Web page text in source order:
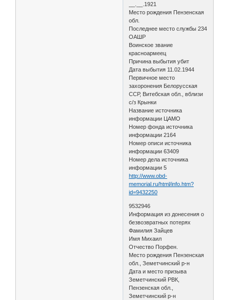
__.__.1921
Место рождения Пензенская
обл.
Последнее место службы 234
ОАШР
Воинское звание
красноармеец
Причина выбытия убит
Дата выбытия 11.02.1944
Первичное место
захоронения Белорусская
ССР, Витебская обл., вблизи
с/з Крынки
Название источника
информации ЦАМО
Номер фонда источника
информации 2164
Номер описи источника
информации 63409
Номер дела источника
информации 5
http://www.obd-
memorial.ru/html/info.htm?
id=9432250
9532946
Информация из донесения о
безвозвратных потерях
Фамилия Зайцев
Имя Михаил
Отчество Порфен.
Место рождения Пензенская
обл., Земетчинский р-н
Дата и место призыва
Земетчинский РВК,
Пензенская обл.,
Земетчинский р-н